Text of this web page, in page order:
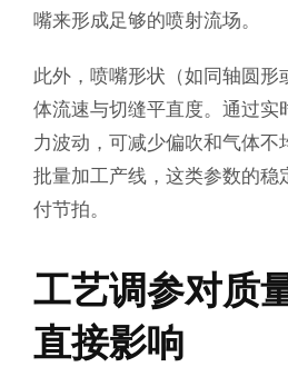
嘴来形成足够的喷射流场。
此外，喷嘴形状（如同轴圆形
体流速与切缝平直度。通过实
力波动，可减少偏吹和气体不
批量加工产线，这类参数的稳
付节拍。
工艺调参对质
直接影响